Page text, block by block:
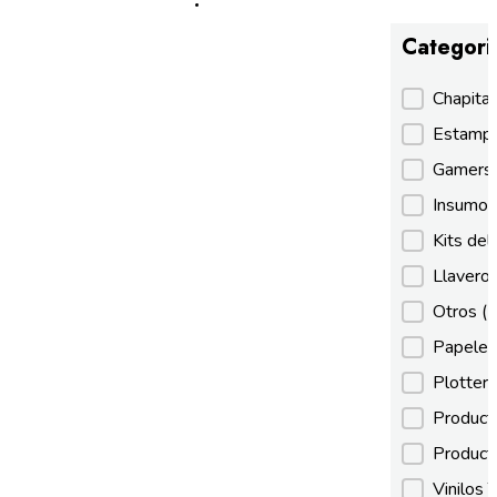
Gamers
Kits
Otros
Vinilos